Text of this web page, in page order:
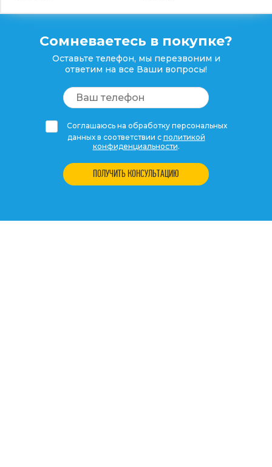
Сомневаетесь в покупке?
Оставьте телефон, мы перезвоним и
ответим на все Ваши вопросы!
Соглашаюсь на обработку персональных
данных в соответствии с политикой
конфиденциальности.
ПОЛУЧИТЬ КОНСУЛЬТАЦИЮ